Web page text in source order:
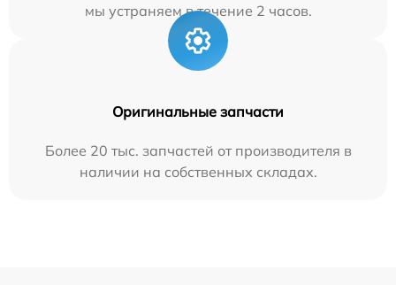
мы устраняем в течение 2 часов.
Оригинальные запчасти
Более 20 тыс. запчастей от производителя в
наличии на собственных складах.